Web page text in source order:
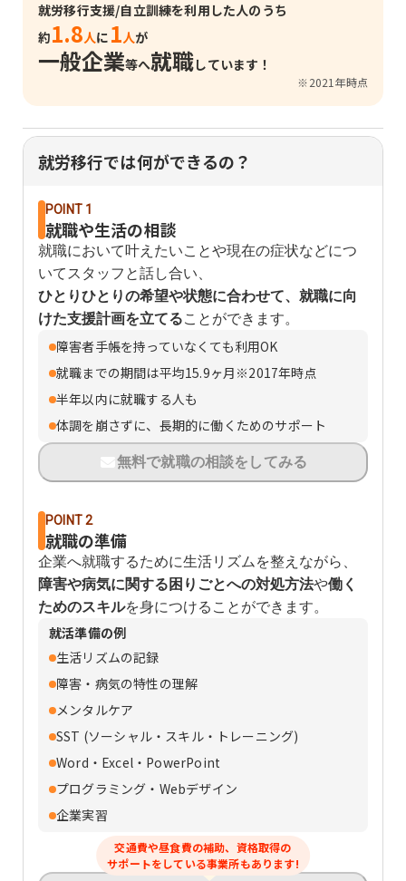
就労移行支援/自立訓練を利用した人のうち
約1.8人に 1人が
一般企業等へ就職しています！
※2021年時点
就労移行では何ができるの？
POINT 1
就職や生活の相談
就職において叶えたいことや現在の症状などにつ
いてスタッフと話し合い、
ひとりひとりの希望や状態に合わせて、就職に向
けた支援計画を立てることができます。
障害者手帳を持っていなくても利用OK
就職までの期間は平均15.9ヶ月※2017年時点
半年以内に就職する人も
体調を崩さずに、長期的に働くためのサポート
無料で就職の相談をしてみる
POINT 2
就職の準備
企業へ就職するために生活リズムを整えながら、
障害や病気に関する困りごとへの対処方法や働く
ためのスキルを身につけることができます。
就活準備の例
生活リズムの記録
障害・病気の特性の理解
メンタルケア
SST (ソーシャル・スキル・トレーニング)
Word・Excel・PowerPoint
プログラミング・Webデザイン
企業実習
交通費や昼食費の補助、資格取得の
サポートをしている事業所もあります!